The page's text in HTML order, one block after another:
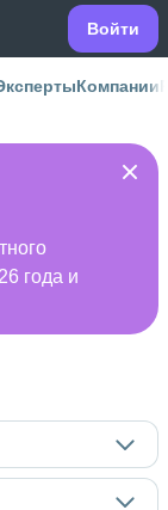
Войти
Компании
года и